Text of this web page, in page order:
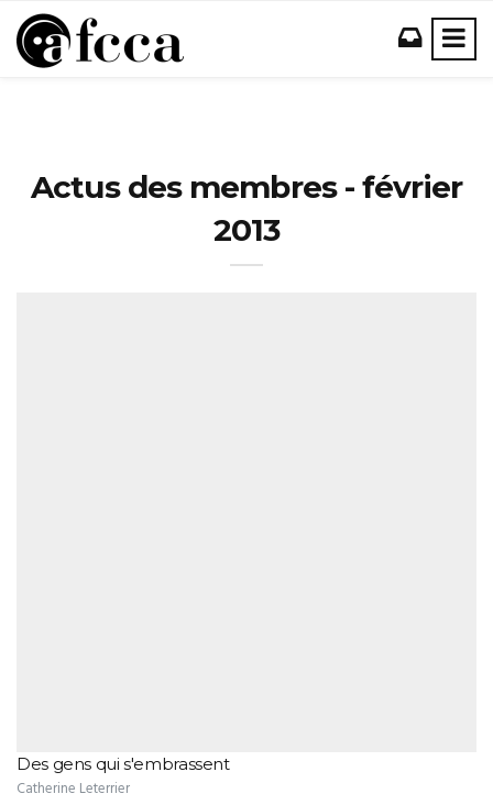
Actus des membres - février
2013
Des gens qui s'embrassent
Catherine Leterrier